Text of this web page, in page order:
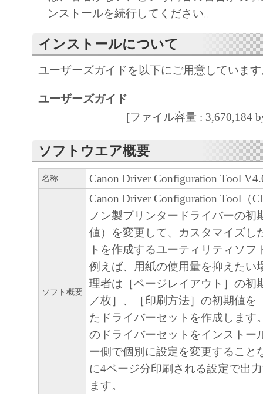
お客様は、『同意』を示す下記のボタンを
点、または「本ソフトウェア」の使用のい
て、本契約書に同意したことになります。
お客様が本契約書に同意できない場合、「
１．許諾
ソフトウェアプログラムの初期設定を変更
に、「キヤノン製品」に直接またはネット
続される複数のコンピューター（以下「指
ます。）において、「本ソフトウェア」を
においては、「本ソフトウェア」をコンピ
媒体上にインストールすること、またはコ
おいて表示すること、アクセスすること、
ることのいずれも含むものとします。）す
的権利をお客様に対して許諾します。お客
定機器」にネットワークを通じて接続され
ー上で、かかるコンピューターの使用者に
トウェア」を使用させることができますが
ューターの使用者に本契約書上の義務およ
せるとともに、その履行に関し全責任を負
ンストールを続行してください。
インストールについて
ユーザーズガイドを以下にご用意していま
ユーザーズガイド
[ファイル容量 : 3,670,184
ソフトウエア概要
名称 Canon Driver Configuration Tool
ソフト概要
Canon Driver Configuration Tool（
ノン製プリンタードライバーの初
値）を変更して、カスタマイズし
トを作成するユーティリティソフ
例えば、用紙の使用量を抑えたい
理者は［ページレイアウト］の初
／枚］、［印刷方法］の初期値を
たドライバーセットを作成します
のドライバーセットをインストー
ー側で個別に設定を変更すること
に4ページ分印刷される設定で出
ます。